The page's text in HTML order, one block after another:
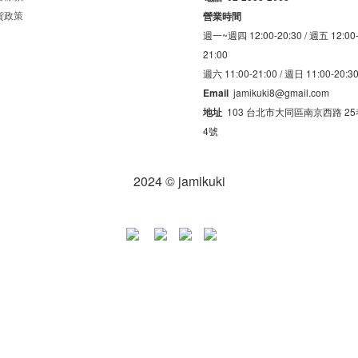
政策
營業時間
週一~週四 12:00-20:30 /週五 12:00-
21:00
週六 11:00-21:00 /週日 11:00-20:30
Email jamikuki8@gmail.com
地址 103 台北市大同區南京西路
4號
2024 © jamikuki